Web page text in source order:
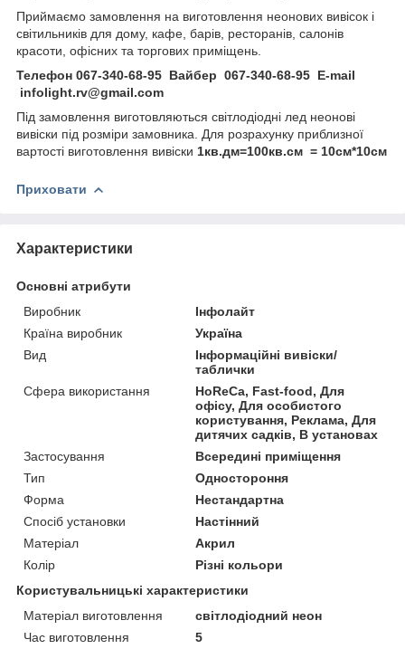
Приймаємо замовлення на виготовлення неонових вивісок і
світильників для дому, кафе, барів, ресторанів, салонів
красоти, офісних та торгових приміщень.
Телефон 067-340-68-95 Вайбер 067-340-68-95 E-mail
infolight.rv@gmail.com
Під замовлення виготовляються світлодіодні лед неонові
вивіски під розміри замовника. Для розрахунку приблизної
вартості виготовлення вивіски 1кв.дм=100кв.см = 10см*10см
Приховати
Характеристики
Основні атрибути
Виробник
Інфолайт
Країна виробник
Україна
Вид
Інформаційні вивіски/
таблички
Сфера використання
HoReCa, Fast-food, Для
офісу, Для особистого
користування, Реклама, Для
дитячих садків, В установах
Застосування
Всередині приміщення
Тип
Одностороння
Форма
Нестандартна
Спосіб установки
Настінний
Матеріал
Акрил
Колір
Різні кольори
Користувальницькі характеристики
Матеріал виготовлення
світлодіодний неон
Час виготовлення
5